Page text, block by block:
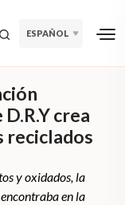
ESPAÑOL
crea
reciclados
y oxidados, la
en la